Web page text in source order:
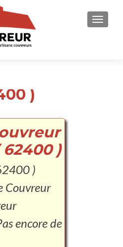
)
)
)
Couvreur
encore de